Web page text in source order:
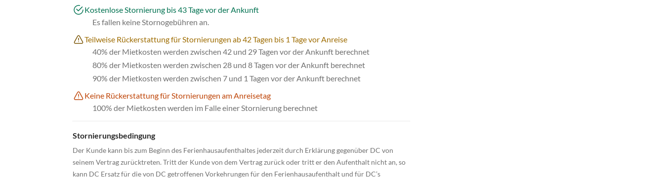
Kostenlose Stornierung bis 43 Tage vor der Ankunft
Es fallen keine Stornogebühren an.
Teilweise Rückerstattung für Stornierungen ab 42 Tagen bis 1 Tage vor Anreise
40% der Mietkosten werden zwischen 42 und 29 Tagen vor der Ankunft berechnet
80% der Mietkosten werden zwischen 28 und 8 Tagen vor der Ankunft berechnet
90% der Mietkosten werden zwischen 7 und 1 Tagen vor der Ankunft berechnet
Keine Rückerstattung für Stornierungen am Anreisetag
100% der Mietkosten werden im Falle einer Stornierung berechnet
Stornierungsbedingung
Der Kunde kann bis zum Beginn des Ferienhausaufenthaltes jederzeit durch Erklärung gegenüber DC von
seinem Vertrag zurücktreten. Tritt der Kunde von dem Vertrag zurück oder tritt er den Aufenthalt nicht an, so
kann DC Ersatz für die von DC getroffenen Vorkehrungen für den Ferienhausaufenthalt und für DC’s